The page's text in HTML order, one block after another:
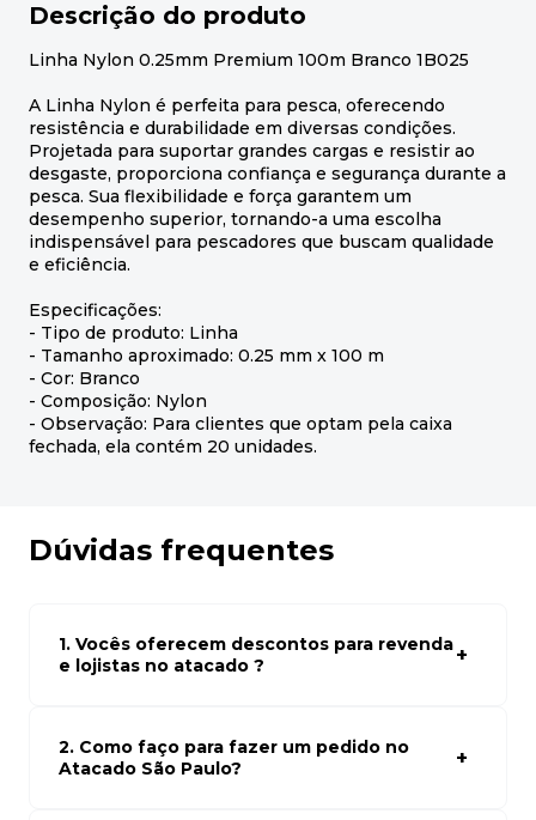
Descrição do produto
Linha Nylon 0.25mm Premium 100m Branco 1B025
A Linha Nylon é perfeita para pesca, oferecendo
resistência e durabilidade em diversas condições.
Projetada para suportar grandes cargas e resistir ao
desgaste, proporciona confiança e segurança durante a
pesca. Sua flexibilidade e força garantem um
desempenho superior, tornando-a uma escolha
indispensável para pescadores que buscam qualidade
e eficiência.
Especificações:
- Tipo de produto: Linha
- Tamanho aproximado: 0.25 mm x 100 m
- Cor: Branco
- Composição: Nylon
- Observação: Para clientes que optam pela caixa
fechada, ela contém 20 unidades.
Dúvidas frequentes
1. Vocês oferecem descontos para revenda
e lojistas no atacado ?
atacado empresas e compre com os melhores preços
para seu modelo de negócio
2. Como faço para fazer um pedido no
Atacado São Paulo?